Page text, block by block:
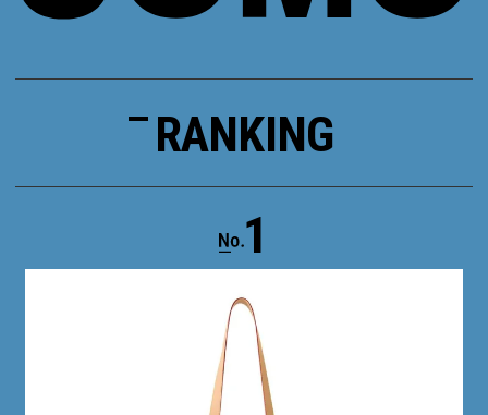
RANKING
1